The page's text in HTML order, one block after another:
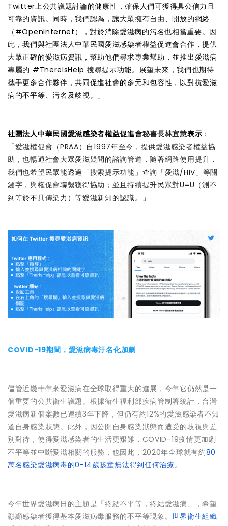
Twitter上公共議題討論的健康性，確保人們可獲得具公信力且
可靠的資訊。同時，我們認為，讓大眾擁有自由、開放的網絡
（ #OpenInternet ）
，對於消除愛滋病的污名也相當重要。因
此，我們與社團法人中華民國愛滋感染者權益促進會合作，提供
大眾正確的愛滋病資訊，幫助他們尋求專業幫助，並推出愛滋病
專屬的 #ThereIsHelp 搜尋提示功能。展望未來，我們也期待
攜手更多合作夥伴，共同促進社會的多元和包容性，以對抗愛滋
病的不平等、污名及歧視。」
社團法人中華民國愛滋感染者權益促進會秘書長林宜慧表示 ：
「愛滋權促會（PRAA）自1997年至今，提供愛滋感染者權益協
助，也暢通社會大眾愛滋疑問的諮詢管道，隨著網路使用提升，
我們也希望民眾能透過「搜索提示功能」查詢「愛滋/HIV」等關
鍵字，與權促會聯繫獲得協助；並且持續提升民眾對U=U（測不
到等於不具傳染力）等愛滋新知的認識。
」
COVID-19期間，愛滋病毒汙名化加劇
儘管近幾十年來愛滋病在全球取得重大的進展，今年它仍然是一
個重要的公共衛生議題。根據衛生福利部疾病管制署統計，台灣
愛滋病新個案數已連續3年下降，但仍有約12%的愛滋感染者不知
道自身感染狀態。此外，因公開自身感染狀態而遭受的歧視與差
別對待，使得愛滋感染者的生活更艱難，COVID-19疫情更加劇
不平等並中斷愛滋相關的服務，也因此，2020年全球就有約80
萬名感染愛滋病毒的0-14歲孩童無法得到任何治療。
今年世界愛滋病日的主題是「終結不平等，終結愛滋病」，希望
彰顯感染者獲得基本愛滋病毒服務的不平等現象。世界衛生組織